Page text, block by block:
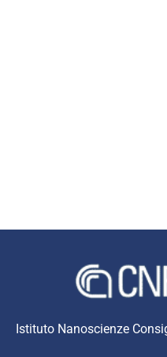
Istituto Nanoscienze